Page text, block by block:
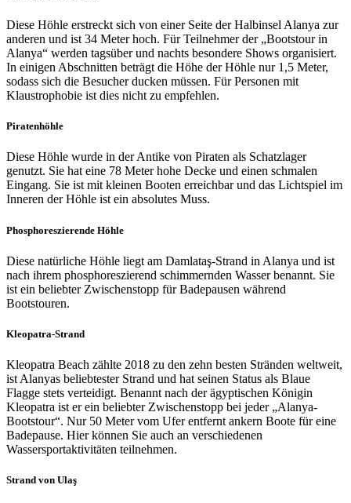
Diese Höhle erstreckt sich von einer Seite der Halbinsel Alanya zur
anderen und ist 34 Meter hoch. Für Teilnehmer der „Bootstour in
Alanya“ werden tagsüber und nachts besondere Shows organisiert.
In einigen Abschnitten beträgt die Höhe der Höhle nur 1,5 Meter,
sodass sich die Besucher ducken müssen. Für Personen mit
Klaustrophobie ist dies nicht zu empfehlen.
Piratenhöhle
Diese Höhle wurde in der Antike von Piraten als Schatzlager
genutzt. Sie hat eine 78 Meter hohe Decke und einen schmalen
Eingang. Sie ist mit kleinen Booten erreichbar und das Lichtspiel im
Inneren der Höhle ist ein absolutes Muss.
Phosphoreszierende Höhle
Diese natürliche Höhle liegt am Damlataş-Strand in Alanya und ist
nach ihrem phosphoreszierend schimmernden Wasser benannt. Sie
ist ein beliebter Zwischenstopp für Badepausen während
Bootstouren.
Kleopatra-Strand
Kleopatra Beach zählte 2018 zu den zehn besten Stränden weltweit,
ist Alanyas beliebtester Strand und hat seinen Status als Blaue
Flagge stets verteidigt. Benannt nach der ägyptischen Königin
Kleopatra ist er ein beliebter Zwischenstopp bei jeder „Alanya-
Bootstour“. Nur 50 Meter vom Ufer entfernt ankern Boote für eine
Badepause. Hier können Sie auch an verschiedenen
Wassersportaktivitäten teilnehmen.
Strand von Ulaş